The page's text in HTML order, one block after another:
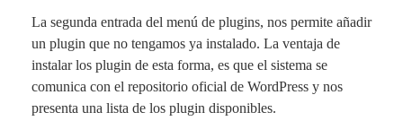
La segunda entrada del menú de plugins, nos permite añadir
un plugin que no tengamos ya instalado. La ventaja de
instalar los plugin de esta forma, es que el sistema se
comunica con el repositorio oficial de WordPress y nos
presenta una lista de los plugin disponibles.